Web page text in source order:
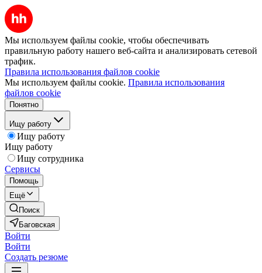
Мы используем файлы cookie, чтобы обеспечивать
правильную работу нашего веб-сайта и анализировать сетевой
трафик.
Правила использования файлов cookie
Мы используем файлы cookie. Правила использования
файлов cookie
Понятно
Ищу работу
Ищу работу
Ищу работу
Ищу сотрудника
Сервисы
Помощь
Ещё
Поиск
Баговская
Войти
Войти
Создать резюме